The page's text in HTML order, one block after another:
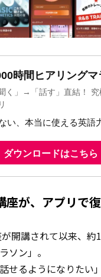
座が、アプリで復
開講されて以来、約
ソン」。
せるようになりたい